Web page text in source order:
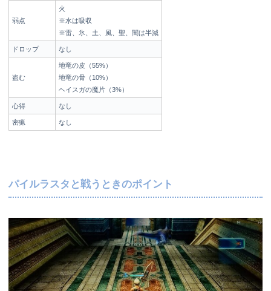
弱点
火
※水は吸収
※雷、氷、土、風、聖、闇は半減
ドロップ なし
盗む
地竜の皮（55%）
地竜の骨（10%）
ヘイスガの魔片（3%）
心得 なし
密猟 なし
パイルラスタと戦うときのポイント